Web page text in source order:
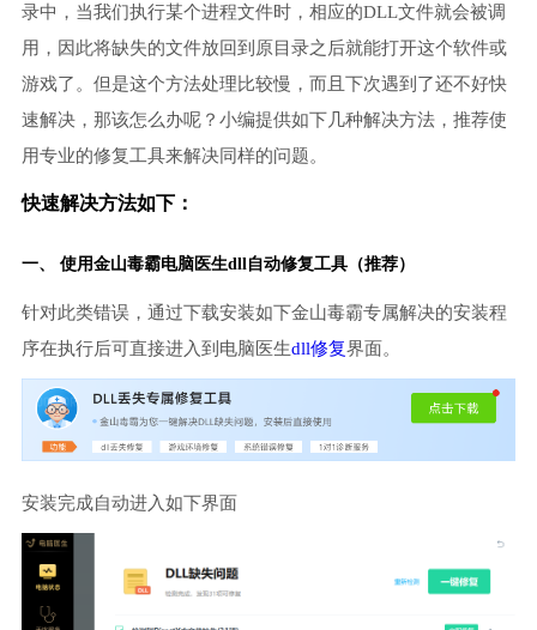
录中，当我们执行某个进程文件时，相应的DLL文件就会被调
用，因此将缺失的文件放回到原目录之后就能打开这个软件或
游戏了。但是这个方法处理比较慢，而且下次遇到了还不好快
速解决，那该怎么办呢？小编提供如下几种解决方法，推荐使
用专业的修复工具来解决同样的问题。
快速解决方法如下：
一、 使用金山毒霸电脑医生dll自动修复工具（推荐）
针对此类错误，通过下载安装如下金山毒霸专属解决的安装程
序在执行后可直接进入到电脑医生dll修复界面。
安装完成自动进入如下界面